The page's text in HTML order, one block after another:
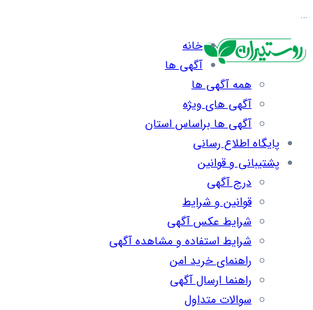
…
خانه
آگهی ها
همه آگهی ها
آگهی های ویژه
آگهی ها براساس استان
پایگاه اطلاع رسانی
پشتیبانی و قوانین
درج آگهی
قوانین و شرایط
شرایط عکس آگهی
شرایط استفاده و مشاهده آگهی
راهنمای خرید امن
راهنما ارسال آگهی
سوالات متداول